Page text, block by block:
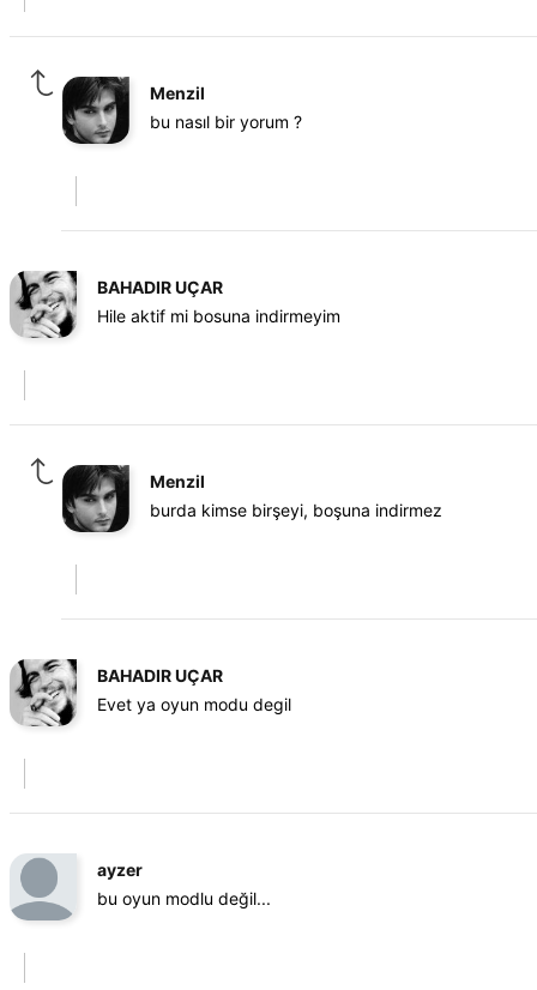
Menzil
bu nasıl bir yorum ?
BAHADIR UÇAR
Hile aktif mi bosuna indirmeyim
Menzil
burda kimse birşeyi, boşuna indirmez
BAHADIR UÇAR
Evet ya oyun modu degil
ayzer
bu oyun modlu değil...